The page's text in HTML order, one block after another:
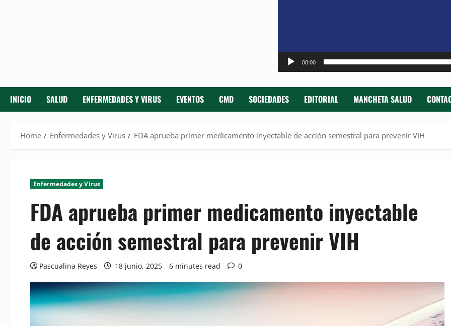
00:00
INICIO SALUD ENFERMEDADES Y VIRUS EVENTOS CMD SOCIEDADES EDITORIAL MANCHETA SALUD
Home Enfermedades y Virus FDA aprueba primer medicamento inyectable de acción semestral para prevenir VIH
Enfermedades y Virus
FDA aprueba primer medicamento inyectable
de acción semestral para prevenir VIH
Pascualina Reyes 18 junio, 2025 6 minutes read 0